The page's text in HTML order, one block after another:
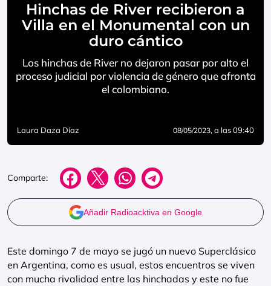
Hinchas de River recibieron a
Villa en el Monumental con un
duro cántico
Los hinchas de River no dejaron pasar por alto el
proceso judicial por violencia de género que afronta
el colombiano.
Laura Daza Díaz 08/05/2023, a las 09:40
Comparte:
Añadir Radioacktiva en Google
Este domingo 7 de mayo se jugó un nuevo Superclásico
en Argentina, como es usual, estos encuentros se viven
con mucha rivalidad entre las hinchadas y este no fue